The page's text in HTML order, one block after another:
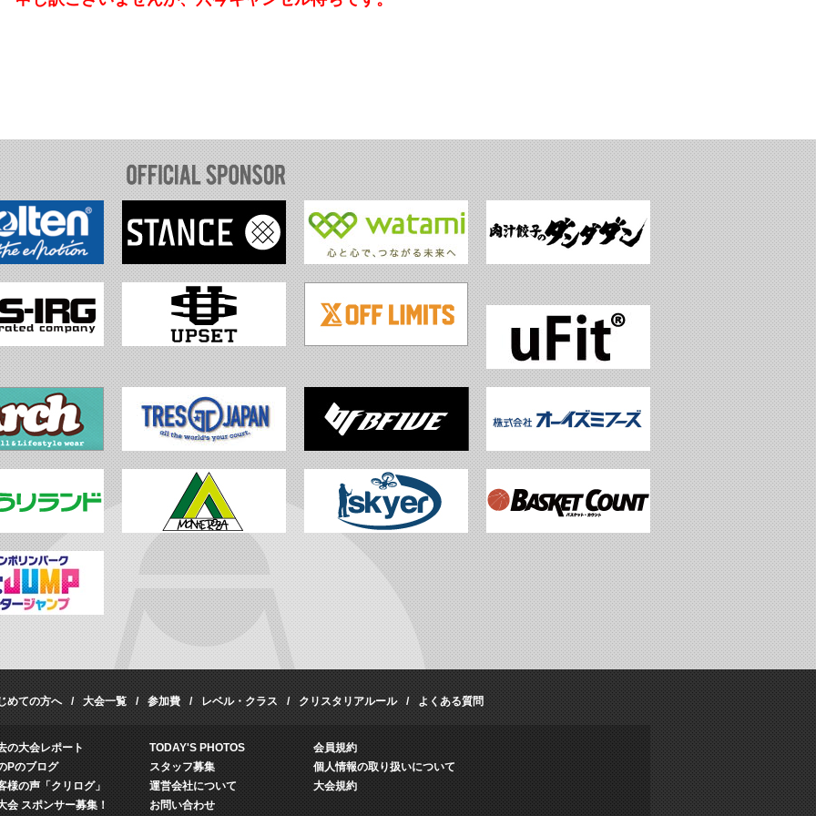
めての方へ 大会一覧 参加費 レベル・クラス クリスタリアルール よくある質問
の大会レポート
Pのブログ
様の声「クリログ」
会 スポンサー募集！
TODAY'S PHOTOS
スタッフ募集
運営会社について
お問い合わせ
会員規約
個人情報の取り扱いについて
大会規約